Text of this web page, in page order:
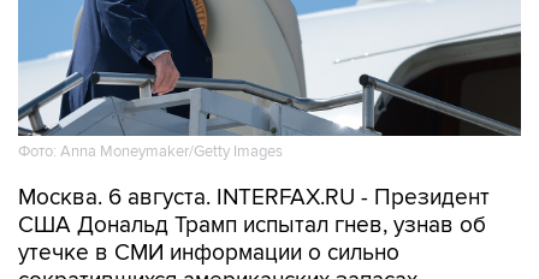
Фото: Anna Moneymaker/Getty Images
Москва. 6 августа. INTERFAX.RU - Президент
утечке в СМИ информации о сильно
сократившихся американских запасах
боеприпасов, сообщаетв четверг CNN со